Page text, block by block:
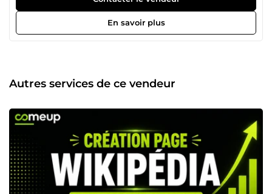
Création de nouvelles pages Wikipédia Modification/Mise
à jour de pages existantes Modification des infoboxes et
insertion/mise à jour d'images Correction des problèmes
En savoir plus
Autres services de ce vendeur